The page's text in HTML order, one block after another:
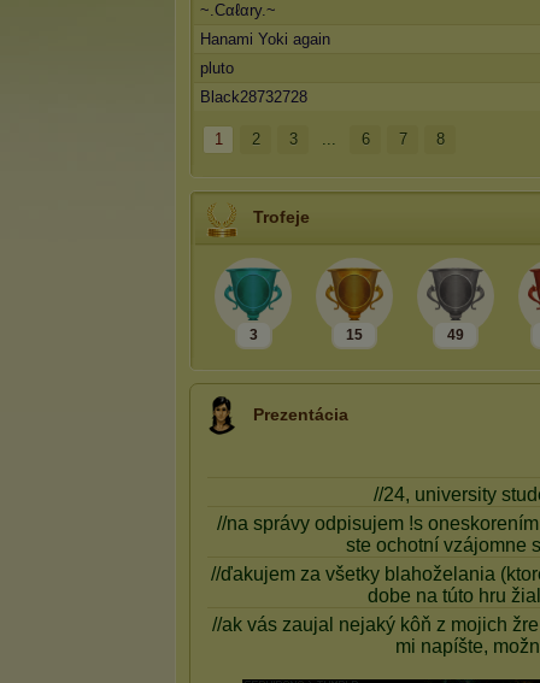
~.Cαℓαry.~
Hanami Yoki again
pluto
Black28732728
1 2 3 ... 6 7 8
Trofeje
3 15 49
Prezentácia